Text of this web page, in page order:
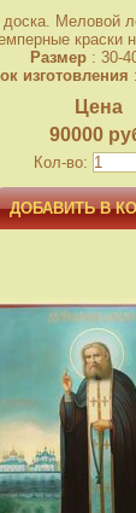
Меловой
краски
Размер: 30-
изготовления
Цена
90000
Кол-во:
ДОБАВИТЬ В